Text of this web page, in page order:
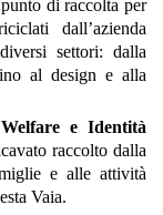
di raccolta per
dall’azienda
settori: dalla
al design e alla
e Identità
raccolto dalla
e alle attività
Vaia.